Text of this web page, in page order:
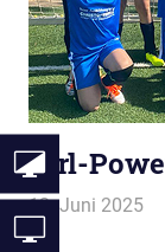
Girl-
13. Juni 2025